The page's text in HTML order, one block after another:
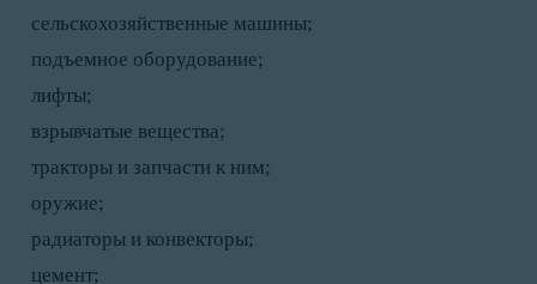
сельскохозяйственные машины;
подъемное оборудование;
лифты;
взрывчатые вещества;
тракторы и запчасти к ним;
оружие;
радиаторы и конвекторы;
цемент;